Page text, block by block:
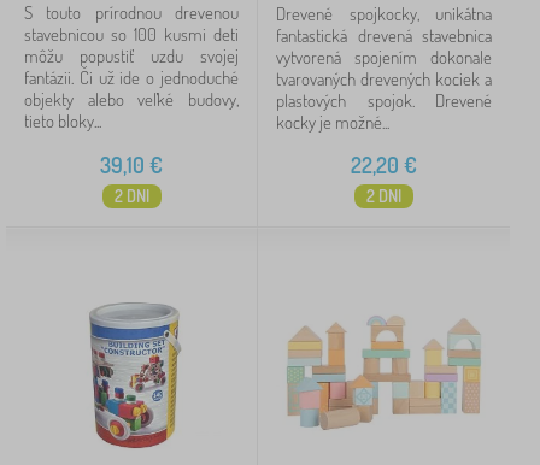
S touto prírodnou drevenou
stavebnicou so 100 kusmi deti
môžu popustiť uzdu svojej
fantázii. Či už ide o jednoduché
objekty alebo veľké budovy,
tieto bloky...
39,10 €
2 DNI
Drevené spojkocky, unikátna
fantastická drevená stavebnica
vytvorená spojením dokonale
tvarovaných drevených kociek a
plastových spojok. Drevené
kocky je možné...
22,20 €
2 DNI